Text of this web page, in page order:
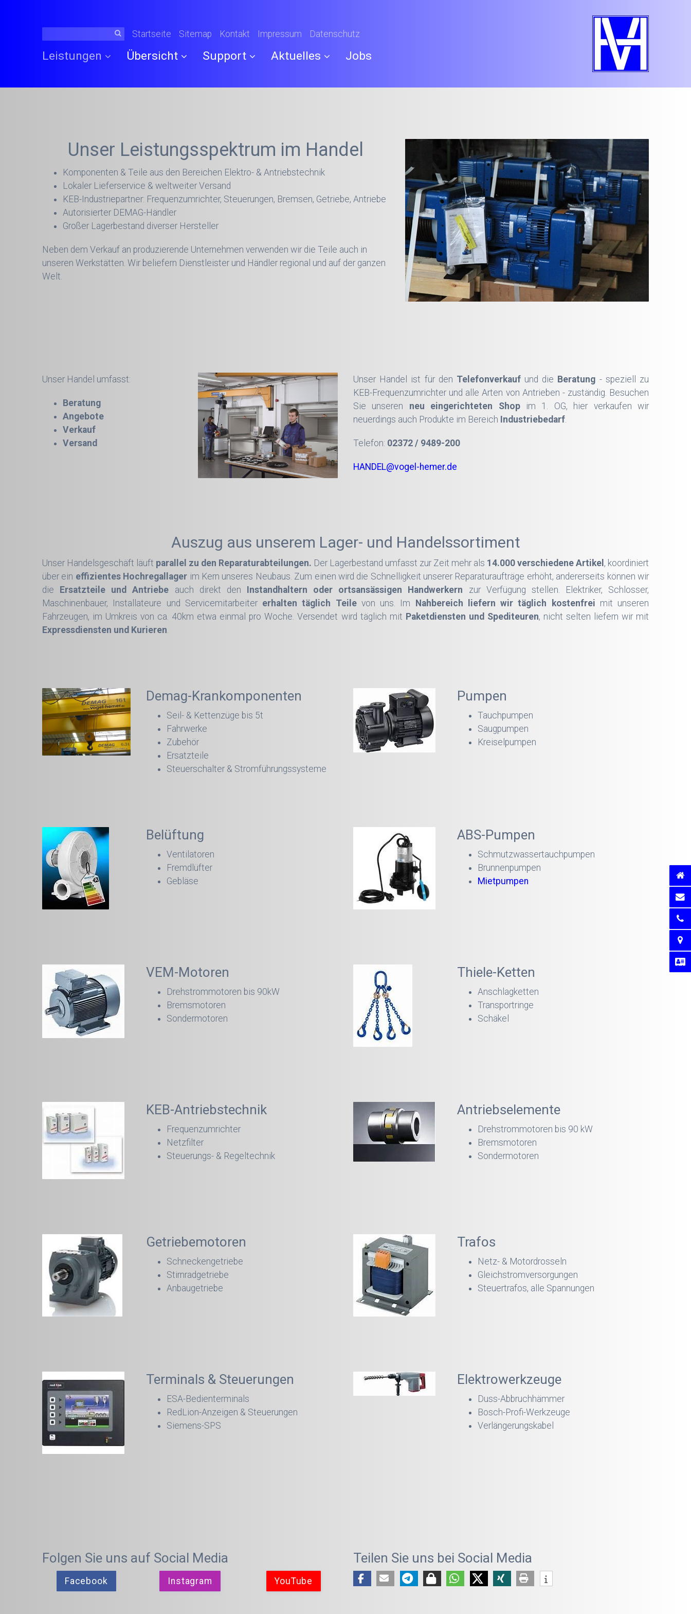
Startseite Sitemap Kontakt Impressum Datenschutz
Leistungen Übersicht Support Aktuelles Jobs
Unser Leistungsspektrum im Handel
Komponenten & Teile aus den Bereichen Elektro- & Antriebstechnik
Lokaler Lieferservice & weltweiter Versand
KEB-Industriepartner: Frequenzumrichter, Steuerungen, Bremsen, Getriebe, Antriebe
Autorisierter DEMAG-Händler
Großer Lagerbestand diverser Hersteller
Neben dem Verkauf an produzierende Unternehmen verwenden wir die Teile auch in
unseren Werkstätten. Wir beliefern Dienstleister und Händler regional und auf der ganzen
Welt.
Unser Handel umfasst:
Beratung
Angebote
Verkauf
Versand
Unser Handel ist für den Telefonverkauf und die Beratung - speziell zu
KEB-Frequenzumrichter und alle Arten von Antrieben - zuständig. Besuchen
Sie unseren neu eingerichteten Shopim 1. OG, hier verkaufen wir
neuerdings auch Produkte im Bereich Industriebedarf.
Telefon: 02372 / 9489-200
HANDEL@vogel-hemer.de
Auszug aus unserem Lager- und Handelssortiment
Unser Handelsgeschäft läuft parallel zu den Reparaturabteilungen. Der Lagerbestand umfasst zur Zeit mehr als 14.000 verschiedene Artikel , koordiniert
über ein effizientes Hochregallager im Kern unseres Neubaus. Zum einen wird die Schnelligkeit unserer Reparaturaufträge erhöht, andererseits können wir
die Ersatzteile und Antriebe auch direkt den Instandhaltern oder ortsansässigen Handwerkern zur Verfügung stellen. Elektriker, Schlosser,
Maschinenbauer, Installateure und Servicemitarbeiter erhalten täglich Teilevon uns. Im Nahbereich liefern wir täglich kostenfrei mit unseren
Fahrzeugen, im Umkreis von ca. 40km etwa einmal pro Woche. Versendet wird täglich mit Paketdiensten und Spediteuren, nicht selten liefern wir mit
Expressdiensten und Kurieren
Demag-Krankomponenten
Seil- & Kettenzüge bis 5t
Fahrwerke
Zubehör
Ersatzteile
Steuerschalter & Stromführungssysteme
Pumpen
Tauchpumpen
Saugpumpen
Kreiselpumpen
Belüftung
Ventilatoren
Fremdlüfter
Gebläse
ABS-Pumpen
Schmutzwassertauchpumpen
Brunnenpumpen
Mietpumpen
VEM-Motoren
Drehstrommotoren bis 90kW
Bremsmotoren
Sondermotoren
Thiele-Ketten
Anschlagketten
Transportringe
Schäkel
KEB-Antriebstechnik
Frequenzumrichter
Netzfilter
Steuerungs- & Regeltechnik
Antriebselemente
Drehstrommotoren bis 90 kW
Bremsmotoren
Sondermotoren
Getriebemotoren
Schneckengetriebe
Stirnradgetriebe
Anbaugetriebe
Trafos
Netz- & Motordrosseln
Gleichstromversorgungen
Steuertrafos, alle Spannungen
Terminals & Steuerungen
ESA-Bedienterminals
RedLion-Anzeigen & Steuerungen
Siemens-SPS
Elektrowerkzeuge
Duss-Abbruchhämmer
Bosch-Profi-Werkzeuge
Verlängerungskabel
Folgen Sie uns auf Social Media Teilen Sie uns bei Social Media
Facebook Instagram YouTube